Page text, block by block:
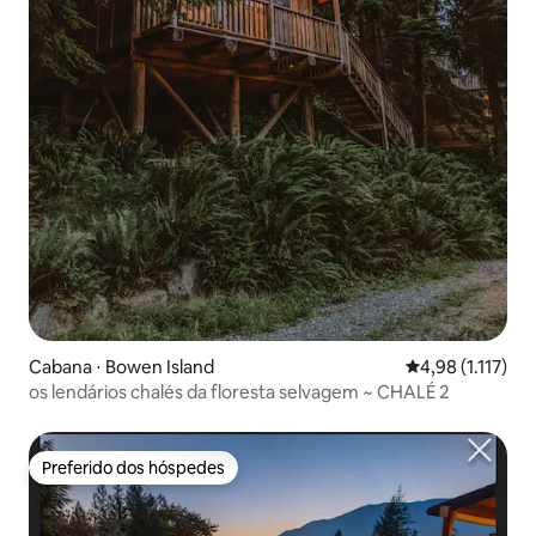
Cabana ⋅ Bowen Island 4,98 de uma
4,98 (1.117)
os lendários chalés da floresta selvagem ~ CHALÉ 2
Preferido dos hóspedes
Preferido dos hóspedes